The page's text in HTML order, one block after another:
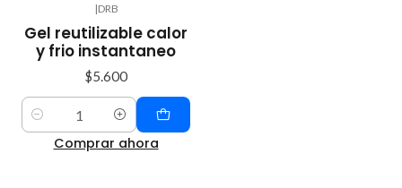
|DRB
Gel reutilizable calor
y frio instantaneo
$5.600
Cantidad
Comprar ahora